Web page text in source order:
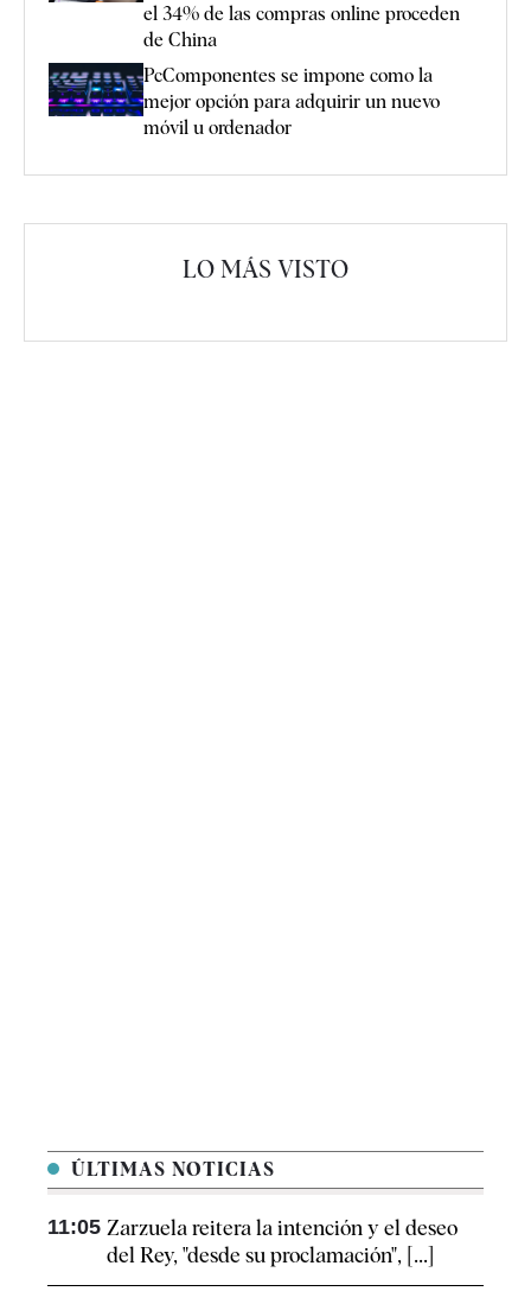
el 34% de las compras online proceden
de China
PcComponentes se impone como la
mejor opción para adquirir un nuevo
móvil u ordenador
LO MÁS VISTO
ÚLTIMAS NOTICIAS
11:05 Zarzuela reitera la intención y el deseo
del Rey, "desde su proclamación", [...]